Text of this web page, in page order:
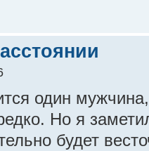
один
Но я
будет